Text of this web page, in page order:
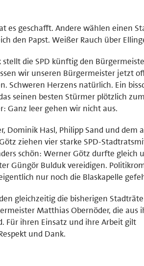
es geschafft. Andere wählen einen
den Papst. Weißer Rauch über
die SPD künftig den
wir unseren Bürgermeister jetzt
Schweren Herzens natürlich. Ein
seinen besten Stürmer plötzlich
Ganz leer gehen wir nicht aus.
Dominik Hasl, Philipp Sand und dem
ziehen vier starke SPD-
schön: Werner Götz durfte gleich
Güngör Bulduk vereidigen.
nur noch die Blaskapelle
gleichzeitig die bisherigen
Matthias Obernöder, die aus
Für ihren Einsatz und ihre Arbeit gilt
und Dank.